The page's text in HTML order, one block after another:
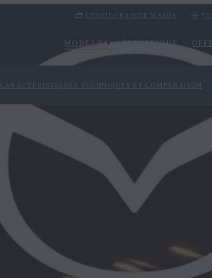
CONFIGURATEUR MAZDA
MODÈLES ÉLECTRIQUE
CARACTÉRISTIQUES TECHNIQUES ET COMPARAISON